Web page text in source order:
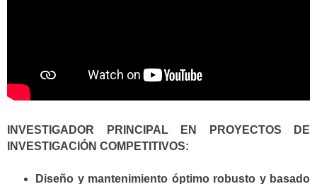
INVESTIGADOR PRINCIPAL EN PROYECTOS DE
INVESTIGACIÓN COMPETITIVOS:
Diseño y mantenimiento óptimo robusto y basado